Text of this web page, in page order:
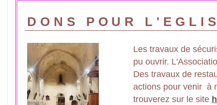
DONS POUR
Les travaux de
pu ouvrir.
Des travaux de
actions pour venir à
trouverez sur le site